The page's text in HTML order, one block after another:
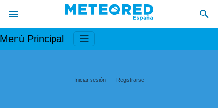
Menú Principal
Iniciar sesión Registrarse